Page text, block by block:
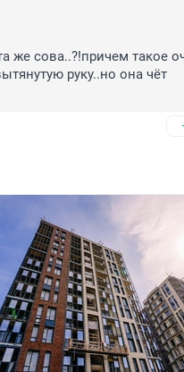
же сова..?!причем такое
руку..но она чёт